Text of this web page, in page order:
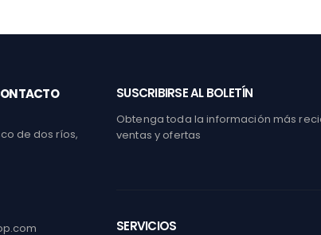
de dos ríos,
SUSCRIBIRSE AL BOLETÍN
Obtenga toda la información más
ventas y ofertas
SERVICIOS